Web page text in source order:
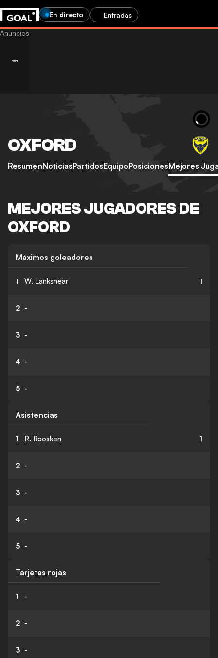
En directo Entradas
OXFORD
ResumenNoticiasPartidosEquipoPosicionesMejores
MEJORES JUGADORES DE
OXFORD
Máximos goleadores
1 W. Lankshear 1
2 -
3 -
4 -
5 -
Asistencias
1 R. Roosken 1
2 -
3 -
4 -
5 -
Tarjetas rojas
1 -
2 -
3 -